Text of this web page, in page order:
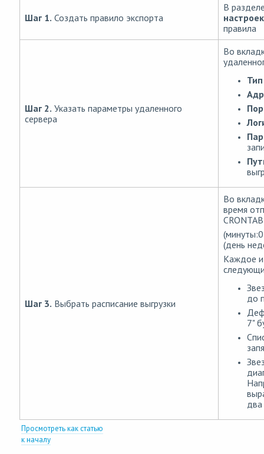
Шаг 1. Создать правило экспорта
В
настроек
правила
Шаг 2. Указать параметры удаленного
сервера
Во
Шаг 3. Выбрать расписание выгрузки
Во
время
(день
Каждое
до
7"
два
Просмотреть как статью
к началу